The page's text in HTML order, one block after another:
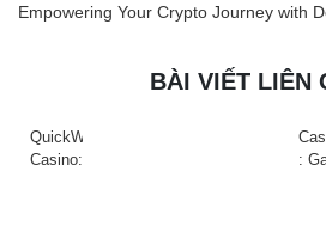
Empowering Your Crypto Journey with
BÀI VIẾT LIÊN
QuickWin
Casino:
: